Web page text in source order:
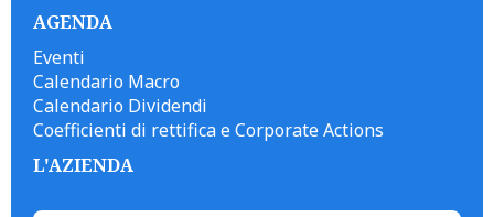
AGENDA
Eventi
Calendario Macro
Calendario Dividendi
Coefficienti di rettifica e Corporate Actions
L'AZIENDA